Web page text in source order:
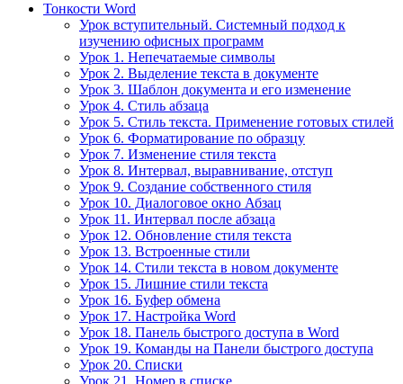
Тонкости Word
Урок вступительный. Системный подход к
изучению офисных программ
Урок 1. Непечатаемые символы
Урок 2. Выделение текста в документе
Урок 3. Шаблон документа и его изменение
Урок 4. Стиль абзаца
Урок 5. Стиль текста. Применение готовых стилей
Урок 6. Форматирование по образцу
Урок 7. Изменение стиля текста
Урок 8. Интервал, выравнивание, отступ
Урок 9. Создание собственного стиля
Урок 10. Диалоговое окно Абзац
Урок 11. Интервал после абзаца
Урок 12. Обновление стиля текста
Урок 13. Встроенные стили
Урок 14. Стили текста в новом документе
Урок 15. Лишние стили текста
Урок 16. Буфер обмена
Урок 17. Настройка Word
Урок 18. Панель быстрого доступа в Word
Урок 19. Команды на Панели быстрого доступа
Урок 20. Списки